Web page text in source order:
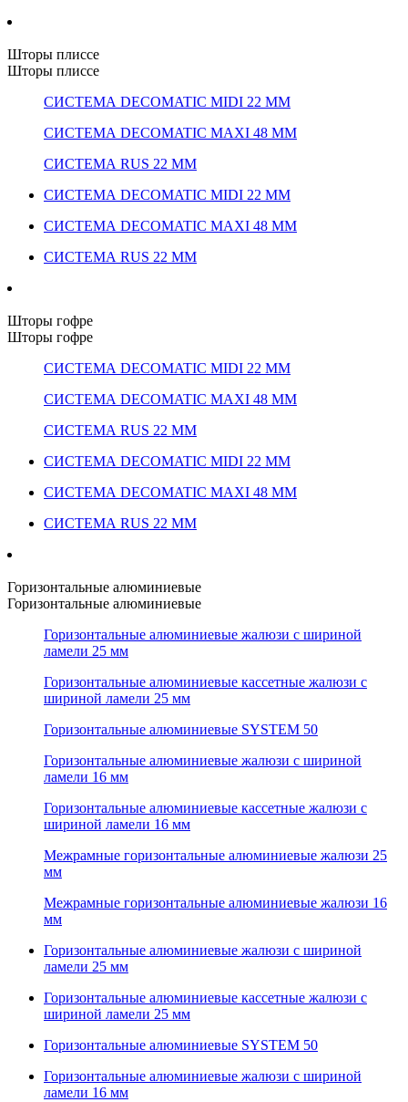
Шторы плиссе
Шторы плиссе
СИСТЕМА DECOMATIC MIDI 22 ММ
СИСТЕМА DECOMATIC MAXI 48 ММ
СИСТЕМА RUS 22 ММ
СИСТЕМА DECOMATIC MIDI 22 ММ
СИСТЕМА DECOMATIC MAXI 48 ММ
СИСТЕМА RUS 22 ММ
Шторы гофре
Шторы гофре
СИСТЕМА DECOMATIC MIDI 22 ММ
СИСТЕМА DECOMATIC MAXI 48 ММ
СИСТЕМА RUS 22 ММ
СИСТЕМА DECOMATIC MIDI 22 ММ
СИСТЕМА DECOMATIC MAXI 48 ММ
СИСТЕМА RUS 22 ММ
Горизонтальные алюминиевые
Горизонтальные алюминиевые
Горизонтальные алюминиевые жалюзи с шириной
ламели 25 мм
Горизонтальные алюминиевые кассетные жалюзи с
шириной ламели 25 мм
Горизонтальные алюминиевые SYSTEM 50
Горизонтальные алюминиевые жалюзи с шириной
ламели 16 мм
Горизонтальные алюминиевые кассетные жалюзи с
шириной ламели 16 мм
Межрамные горизонтальные алюминиевые жалюзи 25
мм
Межрамные горизонтальные алюминиевые жалюзи 16
мм
Горизонтальные алюминиевые жалюзи с шириной
ламели 25 мм
Горизонтальные алюминиевые кассетные жалюзи с
шириной ламели 25 мм
Горизонтальные алюминиевые SYSTEM 50
Горизонтальные алюминиевые жалюзи с шириной
ламели 16 мм